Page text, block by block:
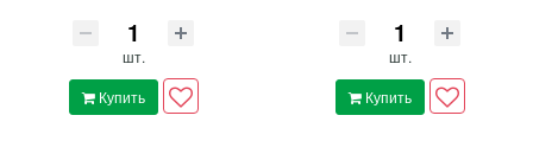
шт.
Купить
шт.
Купить